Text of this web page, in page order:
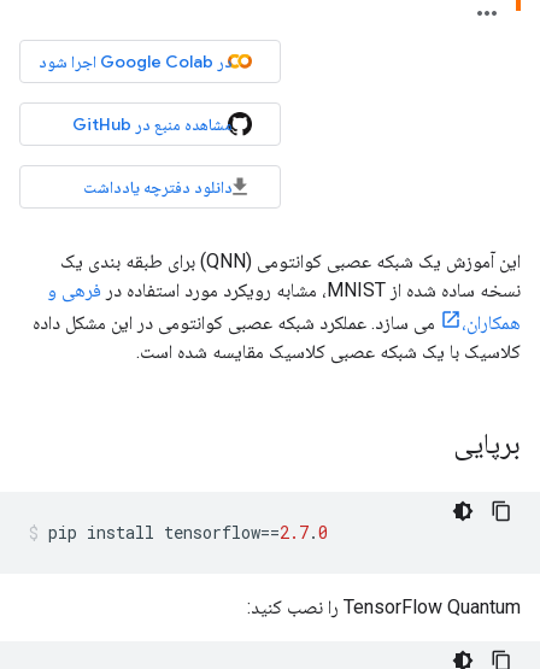
در Google Colab اجرا شود
مشاهده منبع در GitHub
دانلود دفترچه یادداشت
این آموزش یک شبکه عصبی کوانتومی (QNN) برای طبقه بندی یک
نسخه ساده شده از MNIST، مشابه رویکرد مورد استفاده در
فرهی و
همکاران،
می سازد. عملکرد شبکه عصبی کوانتومی در این مشکل داده
کلاسیک با یک شبکه عصبی کلاسیک مقایسه شده است.
برپایی
pip install tensorflow==2.7.0
TensorFlow Quantum را نصب کنید: